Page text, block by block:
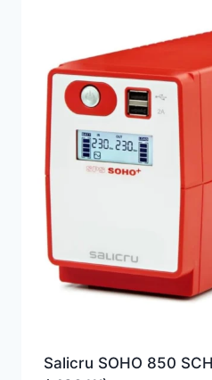
Salicru SOHO 850